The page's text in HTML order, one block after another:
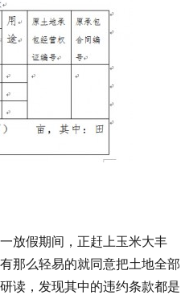
放假期间，正赶上玉米大丰
那么轻易的就同意把土地全部
读，发现其中的违约条款都是